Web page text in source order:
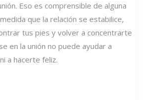
Eso es comprensible de alguna
que la relación se estabilice,
tus pies y volver a concentrarte
en la unión no puede ayudar a
a hacerte feliz.